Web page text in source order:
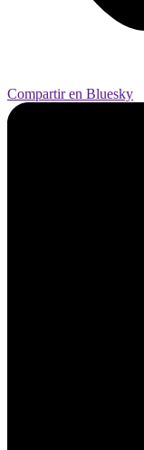
Compartir en Bluesky